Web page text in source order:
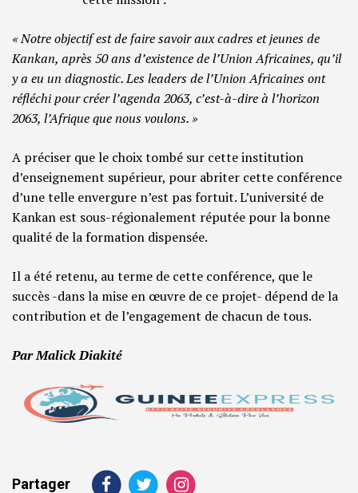
« Notre objectif est de faire savoir aux cadres et jeunes de
Kankan, après 50 ans d’existence de l’Union Africaines, qu’il
y a eu un diagnostic. Les leaders de l’Union Africaines ont
réfléchi pour créer l’agenda 2063, c’est-à-dire à l’horizon
2063, l’Afrique que nous voulons. »
A préciser que le choix tombé sur cette institution
d’enseignement supérieur, pour abriter cette conférence
d’une telle envergure n’est pas fortuit. L’université de
Kankan est sous-régionalement réputée pour la bonne
qualité de la formation dispensée.
Il a été retenu, au terme de cette conférence, que le
succès -dans la mise en œuvre de ce projet- dépend de la
contribution et de l’engagement de chacun de tous.
Par Malick Diakité
Partager